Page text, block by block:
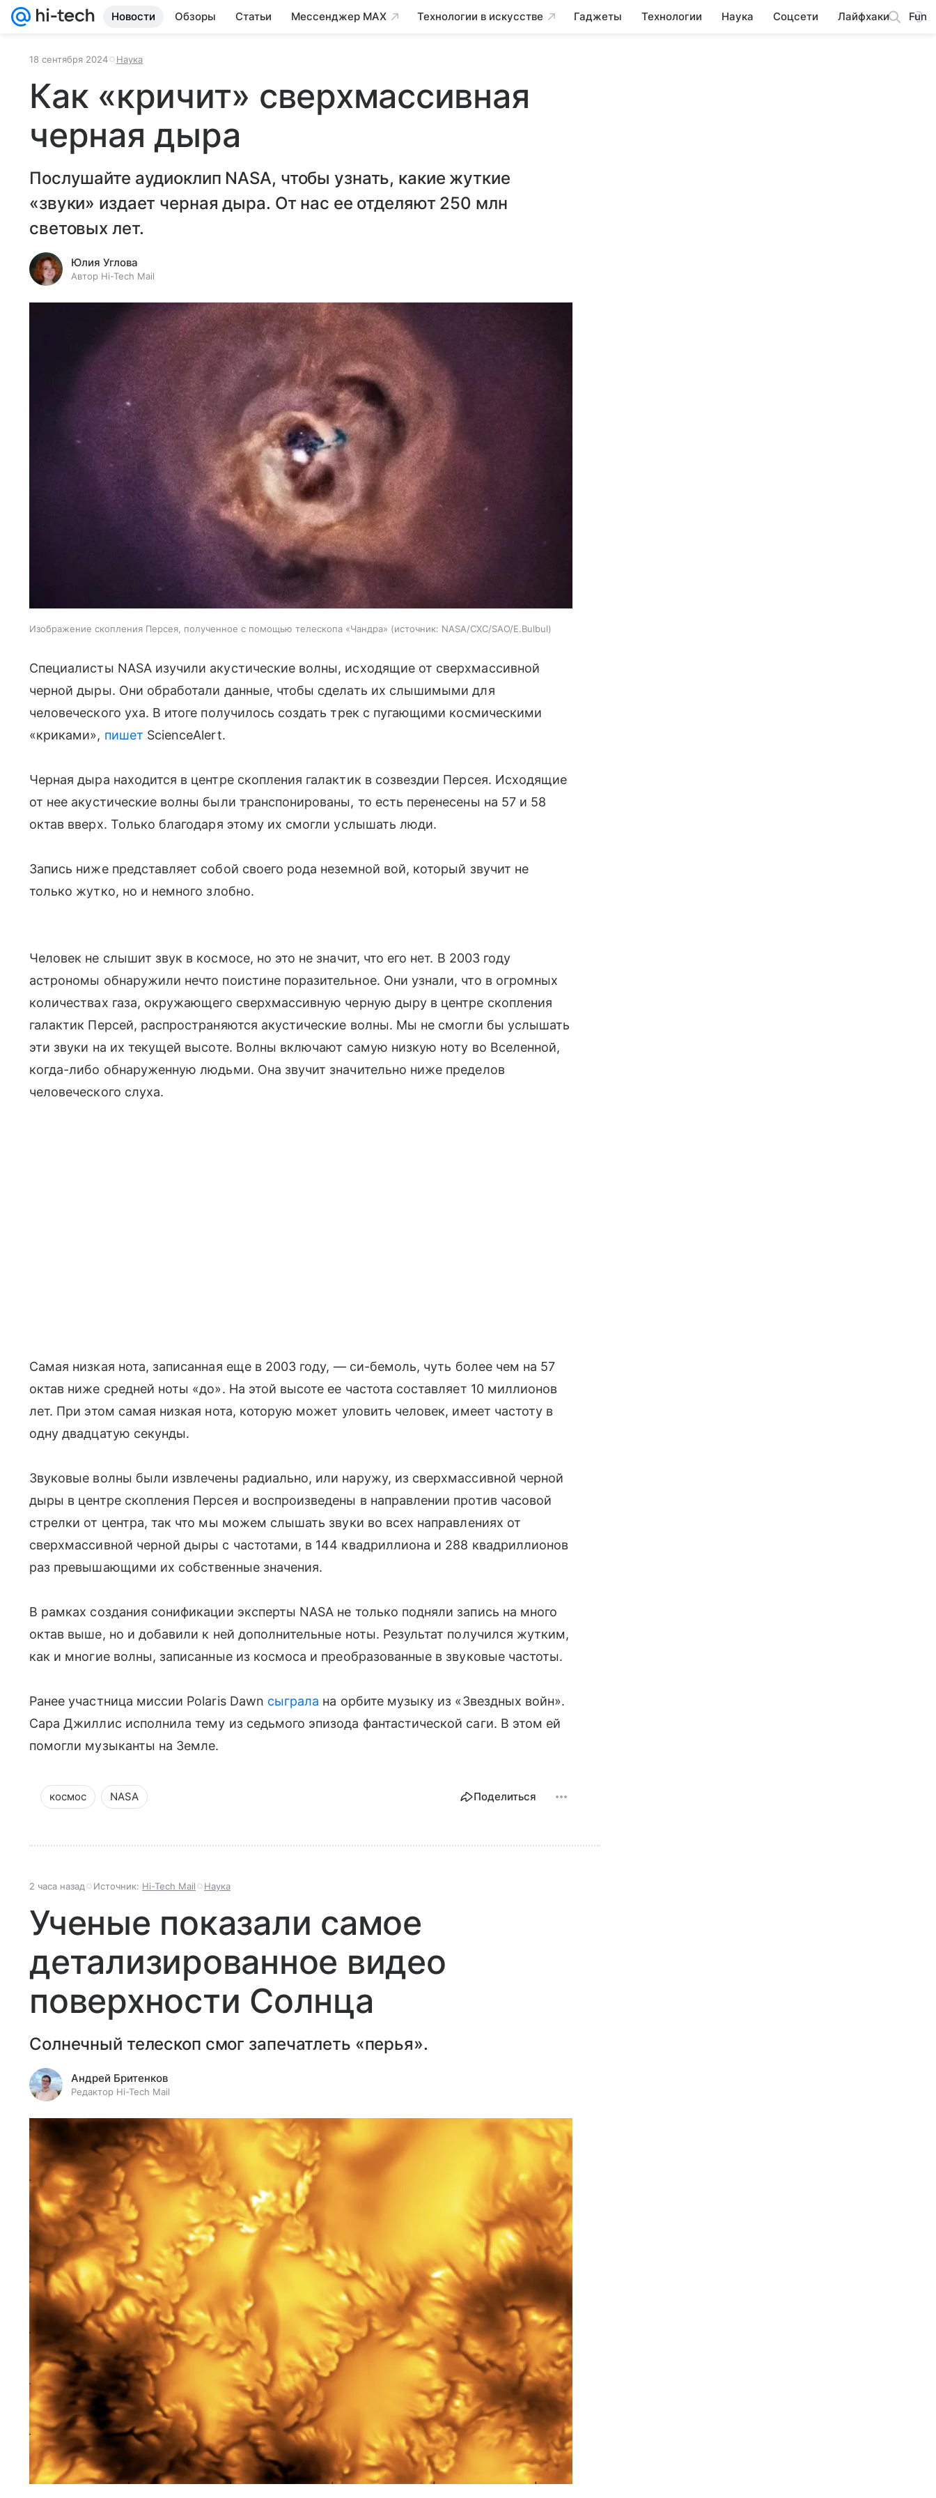
Новости Обзоры Статьи Мессенджер MAX Технологии в искусстве Гаджеты Технологии Наука Соцсети Лайфхаки Fun
18 сентября 2024 Наука
Как «кричит» сверхмассивная
черная дыра
Послушайте аудиоклип NASA, чтобы узнать, какие жуткие
«звуки» издает черная дыра. От нас ее отделяют 250 млн
световых лет.
Юлия Углова
Автор Hi-Tech Mail
Изображение скопления Персея, полученное с помощью телескопа «Чандра» источник: NASA/CXC/SAO/E.Bulbul
Специалисты NASA изучили акустические волны, исходящие от сверхмассивной
черной дыры. Они обработали данные, чтобы сделать их слышимыми для
человеческого уха. В итоге получилось создать трек с пугающими космическими
«криками», пишет ScienceAlert.
Черная дыра находится в центре скопления галактик в созвездии Персея. Исходящие
от нее акустические волны были транспонированы, то есть перенесены на 57 и 58
октав вверх. Только благодаря этому их смогли услышать люди.
Запись ниже представляет собой своего рода неземной вой, который звучит не
только жутко, но и немного злобно.
Человек не слышит звук в космосе, но это не значит, что его нет. В 2003 году
астрономы обнаружили нечто поистине поразительное. Они узнали, что в огромных
количествах газа, окружающего сверхмассивную черную дыру в центре скопления
галактик Персей, распространяются акустические волны. Мы не смогли бы услышать
эти звуки на их текущей высоте. Волны включают самую низкую ноту во Вселенной,
когда-либо обнаруженную людьми. Она звучит значительно ниже пределов
человеческого слуха.
Самая низкая нота, записанная еще в 2003 году, — си-бемоль, чуть более чем на 57
октав ниже средней ноты «до». На этой высоте ее частота составляет 10 миллионов
лет. При этом самая низкая нота, которую может уловить человек, имеет частоту в
одну двадцатую секунды.
Звуковые волны были извлечены радиально, или наружу, из сверхмассивной черной
дыры в центре скопления Персея и воспроизведены в направлении против часовой
стрелки от центра, так что мы можем слышать звуки во всех направлениях от
сверхмассивной черной дыры с частотами, в 144 квадриллиона и 288 квадриллионов
раз превышающими их собственные значения.
В рамках создания сонификации эксперты NASA не только подняли запись на много
октав выше, но и добавили к ней дополнительные ноты. Результат получился жутким,
как и многие волны, записанные из космоса и преобразованные в звуковые частоты.
Ранее участница миссии Polaris Dawn сыграла на орбите музыку из «Звездных войн».
Сара Джиллис исполнила тему из седьмого эпизода фантастической саги. В этом ей
помогли музыканты на Земле.
космос NASA Поделиться
2 часа назад Источник: Hi-Tech Mail Наука
Ученые показали самое
детализированное видео
поверхности Солнца
Солнечный телескоп смог запечатлеть «перья».
Андрей Бритенков
Редактор Hi-Tech Mail